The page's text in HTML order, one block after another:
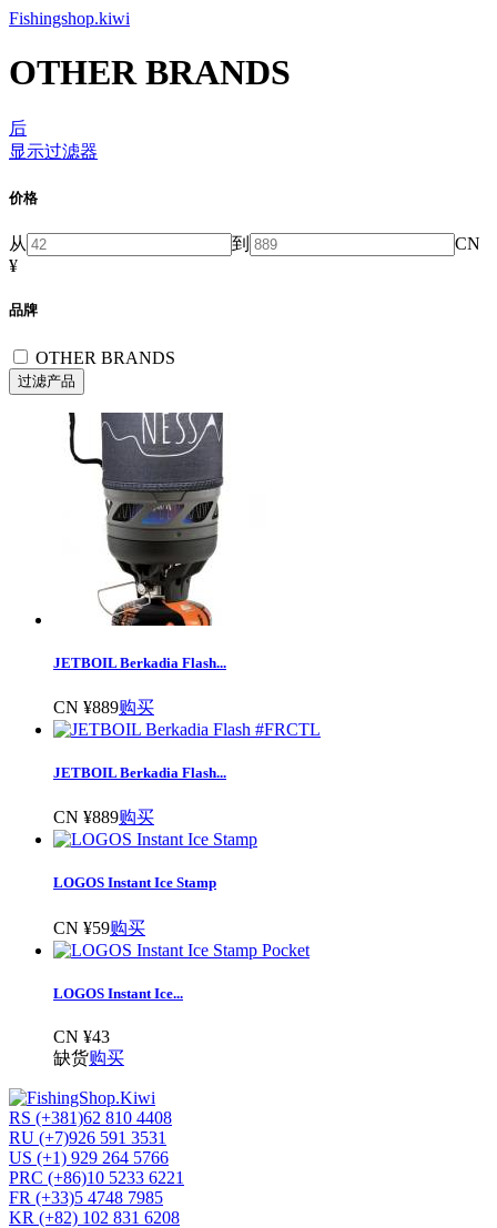
Fishingshop.kiwi
OTHER BRANDS
后
显示过滤器
价格
从 到
CN
¥
品牌
OTHER BRANDS
JETBOIL Berkadia Flash...
CN ¥889购买
JETBOIL Berkadia Flash...
CN ¥889购买
LOGOS Instant Ice Stamp
CN ¥59购买
LOGOS Instant Ice...
CN ¥43
缺货购买
RS (+381)62 810 4408
RU (+7)926 591 3531
US (+1) 929 264 5766
PRC (+86)10 5233 6221
FR (+33)5 4748 7985
KR (+82) 102 831 6208